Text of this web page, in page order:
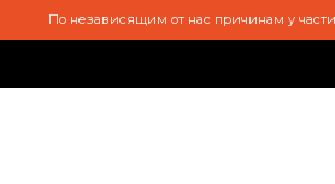
По независящим от нас причинам у